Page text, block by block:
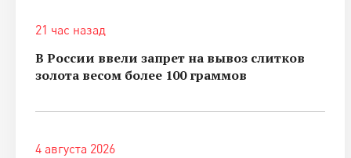
21 час назад
В России ввели запрет на вывоз слитков
золота весом более 100 граммов
4 августа 2026